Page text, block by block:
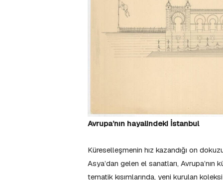
Avrupa’nın hayalindeki İstanbul
Küreselleşmenin hız kazandığı on
Asya’dan gelen el sanatları, Avrupa’nın
tematik kısımlarında, yeni kurulan